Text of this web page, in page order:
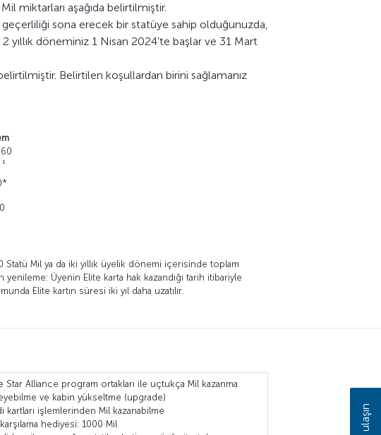
miktarları aşağıda belirtilmiştir.
sona erecek bir statüye sahip olduğunuzda,
yıllık döneminiz 1 Nisan 2024’te başlar ve 31 Mart
Belirtilen koşullardan birini sağlamanız
Statü Mil ya da iki yıllık üyelik dönemi içerisinde toplam
yenileme: Üyenin Elite karta hak kazandığı tarih itibariyle
Elite kartın süresi iki yıl daha uzatılır.
Star Alliance program ortakları ile uçtukça Mil kazanma
ve kabin yükseltme (upgrade)
kartları işlemlerinden Mil kazanabilme
hediyesi: 1000 Mil